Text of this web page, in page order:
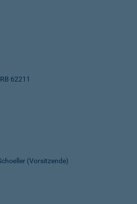
62211
(Vorsitzende)